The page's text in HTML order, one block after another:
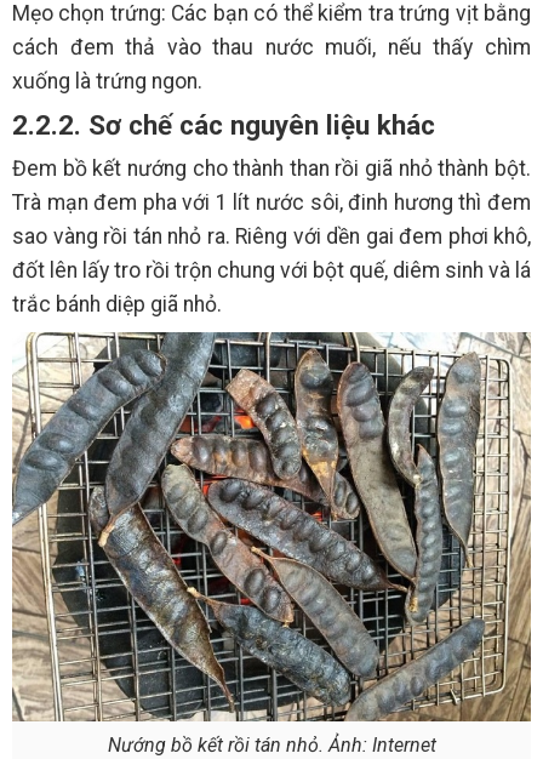
Mẹo chọn trứng: Các bạn có thể kiểm tra trứng vịt bằng
cách đem thả vào thau nước muối, nếu thấy chìm
xuống là trứng ngon.
2.2.2. Sơ chế các nguyên liệu khác
Đem bồ kết nướng cho thành than rồi giã nhỏ thành bột.
Trà mạn đem pha với 1 lít nước sôi, đinh hương thì đem
sao vàng rồi tán nhỏ ra. Riêng với dền gai đem phơi khô,
đốt lên lấy tro rồi trộn chung với bột quế, diêm sinh và lá
trắc bánh diệp giã nhỏ.
Nướng bồ kết rồi tán nhỏ. Ảnh: Internet